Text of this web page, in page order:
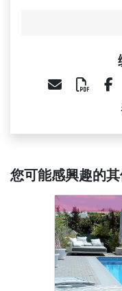
您可能感興趣的
O-543